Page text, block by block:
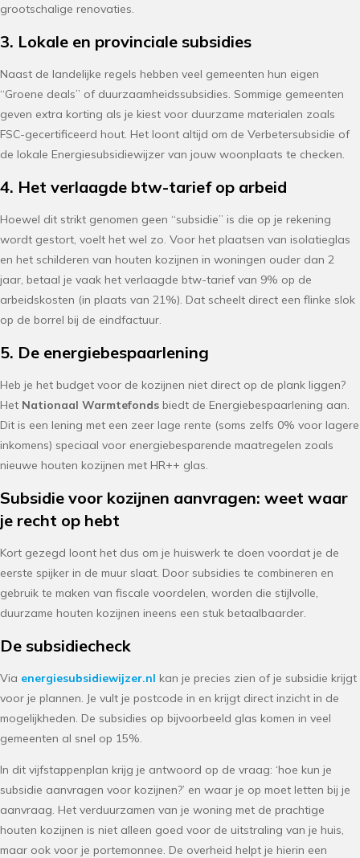
grootschalige renovaties.
3. Lokale en provinciale subsidies
Naast de landelijke regels hebben veel gemeenten hun eigen
“Groene deals” of duurzaamheidssubsidies. Sommige gemeenten
geven extra korting als je kiest voor duurzame materialen zoals
FSC-gecertificeerd hout. Het loont altijd om de Verbetersubsidie of
de lokale Energiesubsidiewijzer van jouw woonplaats te checken.
4. Het verlaagde btw-tarief op arbeid
Hoewel dit strikt genomen geen “subsidie” is die op je rekening
wordt gestort, voelt het wel zo. Voor het plaatsen van isolatieglas
en het schilderen van houten kozijnen in woningen ouder dan 2
jaar, betaal je vaak het verlaagde btw-tarief van 9% op de
arbeidskosten (in plaats van 21%). Dat scheelt direct een flinke slok
op de borrel bij de eindfactuur.
5. De energiebespaarlening
Heb je het budget voor de kozijnen niet direct op de plank liggen?
Het Nationaal Warmtefonds biedt de Energiebespaarlening aan.
Dit is een lening met een zeer lage rente (soms zelfs 0% voor lagere
inkomens) speciaal voor energiebesparende maatregelen zoals
nieuwe houten kozijnen met HR++ glas.
Subsidie voor kozijnen aanvragen: weet waar
je recht op hebt
Kort gezegd loont het dus om je huiswerk te doen voordat je de
eerste spijker in de muur slaat. Door subsidies te combineren en
gebruik te maken van fiscale voordelen, worden die stijlvolle,
duurzame houten kozijnen ineens een stuk betaalbaarder.
De subsidiecheck
Via energiesubsidiewijzer.nl kan je precies zien of je subsidie krijgt
voor je plannen. Je vult je postcode in en krijgt direct inzicht in de
mogelijkheden. De subsidies op bijvoorbeeld glas komen in veel
gemeenten al snel op 15%.
In dit vijfstappenplan krijg je antwoord op de vraag: ‘hoe kun je
subsidie aanvragen voor kozijnen?’ en waar je op moet letten bij je
aanvraag. Het verduurzamen van je woning met de prachtige
houten kozijnen is niet alleen goed voor de uitstraling van je huis,
maar ook voor je portemonnee. De overheid helpt je hierin een